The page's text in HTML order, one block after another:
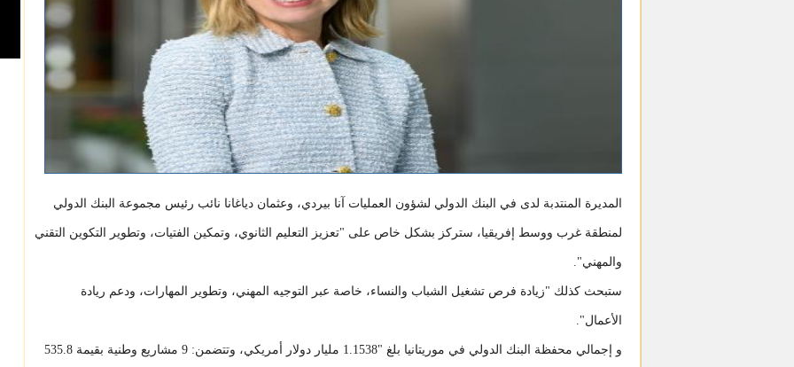
المديرة المنتدبة لدى في البنك الدولي لشؤون العمليات آنا بيردي، وعثمان دياغانا نائب رئيس مجموعة البنك الدولي
لمنطقة غرب ووسط إفريقيا، ستركز بشكل خاص على "تعزيز التعليم الثانوي، وتمكين الفتيات، وتطوير التكوين التقني
والمهني".
ستبحث كذلك "زيادة فرص تشغيل الشباب والنساء، خاصة عبر التوجيه المهني، وتطوير المهارات، ودعم ريادة
الأعمال".
و إجمالي محفظة البنك الدولي في موريتانيا بلغ "1.1538 مليار دولار أمريكي، وتتضمن: 9 مشاريع وطنية بقيمة 535.8